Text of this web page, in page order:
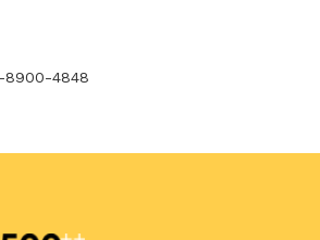
8900-4848